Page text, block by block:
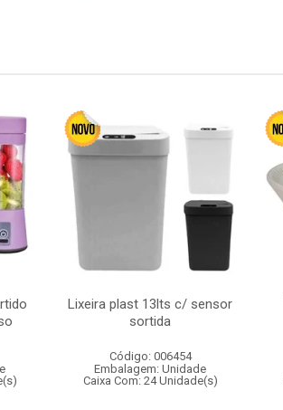
Lixeira plast 13lts c/ sensor
sortida
Código: 006454
Embalagem: Unidade
Caixa Com: 24 Unidade(s)